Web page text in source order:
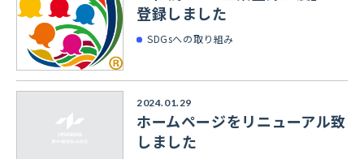
登録しました
SDGsへの取り組み
2024.01.29
ホームページをリニューアル致
しました